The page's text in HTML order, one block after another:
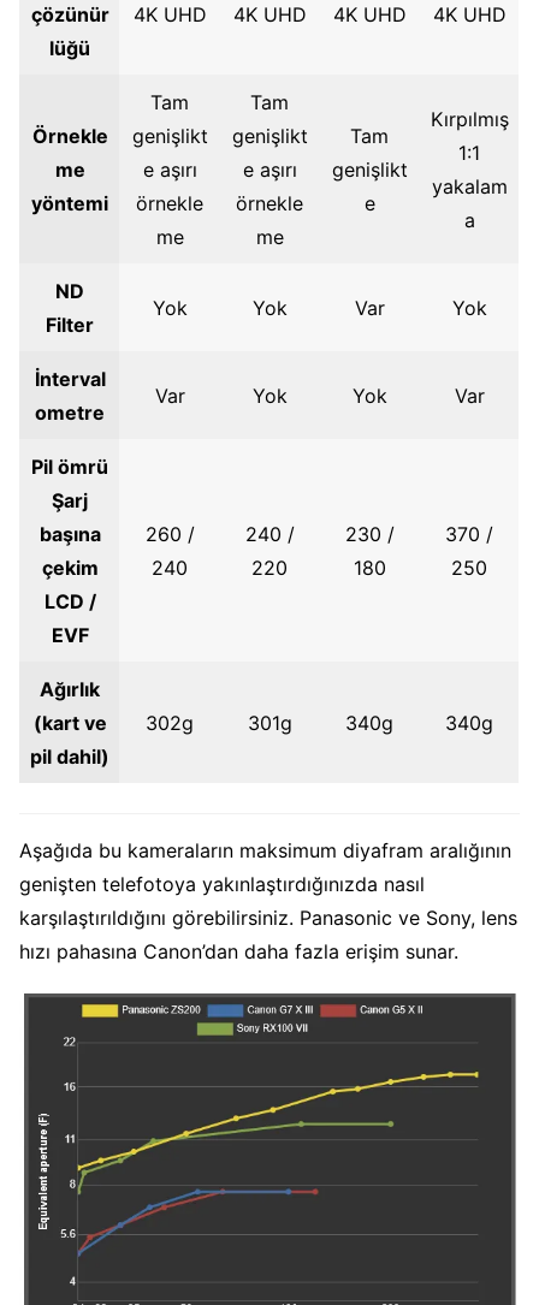
çözünür
lüğü
4K UHD 4K UHD 4K UHD 4K UHD
Örnekle
me
yöntemi
Tam
genişlikt
e aşırı
örnekle
me
Tam
genişlikt
e aşırı
örnekle
me
Tam
genişlikt
e
Kırpılmış
1:1
yakalam
a
ND
Filter
Yok Yok Var Yok
İnterval
ometre
Var Yok Yok Var
Pil ömrü
Şarj
başına
çekim
LCD /
EVF
260 /
240
240 /
220
230 /
180
370 /
250
Ağırlık
(kart ve
pil dahil)
302g 301g 340g 340g
Aşağıda bu kameraların maksimum diyafram aralığının
genişten telefotoya yakınlaştırdığınızda nasıl
karşılaştırıldığını görebilirsiniz. Panasonic ve Sony, lens
hızı pahasına Canon’dan daha fazla erişim sunar.